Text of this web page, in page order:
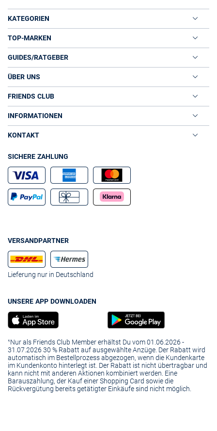
KATEGORIEN
TOP-MARKEN
GUIDES/RATGEBER
ÜBER UNS
FRIENDS CLUB
INFORMATIONEN
KONTAKT
SICHERE ZAHLUNG
VERSANDPARTNER
Lieferung nur in Deutschland
UNSERE APP DOWNLOADEN
¹Nur als Friends Club Member erhältst Du vom 01.06.2026 -
31.07.2026 30 % Rabatt auf ausgewählte Anzüge. Der Rabatt wird
automatisch im Bestellprozess abgezogen, wenn die Kundenkarte
im Kundenkonto hinterlegt ist. Der Rabatt ist nicht übertragbar und
kann nicht mit anderen Aktionen kombiniert werden. Eine
Barauszahlung, der Kauf einer Shopping Card sowie die
Rückvergütung bereits getätigter Einkäufe sind nicht möglich.